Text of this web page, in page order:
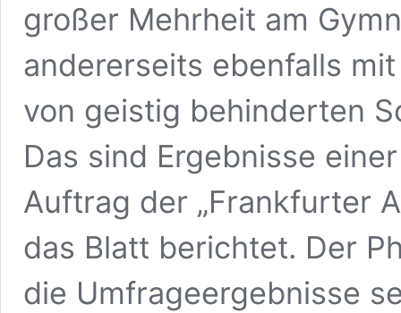
großer Mehrheit am
andererseits ebenfalls
von geistig behinderten
Das sind Ergebnisse
Auftrag der „Frankfurter
das Blatt berichtet. Der
die Umfrageergebnisse